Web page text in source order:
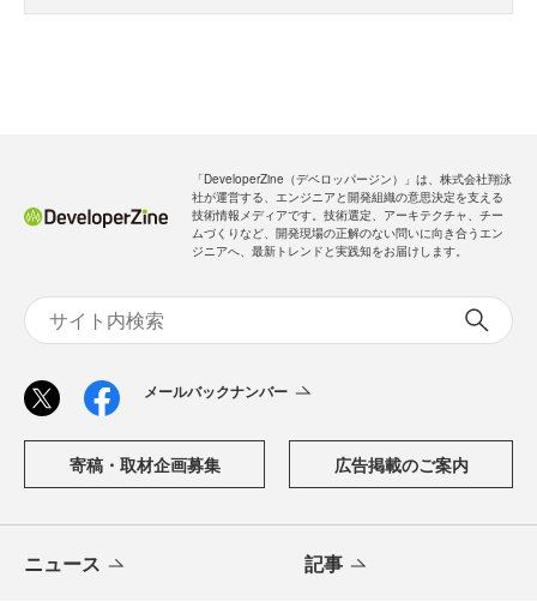
「DeveloperZine（デベロッパージン）」は、株式会社翔泳
社が運営する、エンジニアと開発組織の意思決定を支える
技術情報メディアです。技術選定、アーキテクチャ、チー
ムづくりなど、開発現場の正解のない問いに向き合うエン
ジニアへ、最新トレンドと実践知をお届けします。
メールバックナンバー
寄稿・取材企画募集 広告掲載のご案内
ニュース 記事